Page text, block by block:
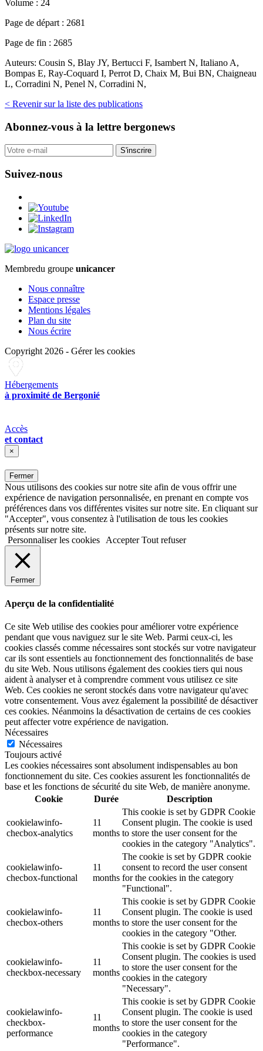
Volume : 24
Page de départ : 2681
Page de fin : 2685
Auteurs: Cousin S, Blay JY, Bertucci F, Isambert N, Italiano A,
Bompas E, Ray-Coquard I, Perrot D, Chaix M, Bui BN, Chaigneau
L, Corradini N, Penel N, Corradini N,
< Revenir sur la liste des publications
Abonnez-vous à la lettre bergonews
S'inscrire
Suivez-nous
Membredu groupe unicancer
Nous connaître
Espace presse
Mentions légales
Plan du site
Nous écrire
Copyright 2026 - Gérer les cookies
Hébergements
à proximité de Bergonié
Accès
et contact
×
Fermer
Nous utilisons des cookies sur notre site afin de vous offrir une
expérience de navigation personnalisée, en prenant en compte vos
préférences dans vos différentes visites sur notre site. En cliquant sur
"Accepter", vous consentez à l'utilisation de tous les cookies
présents sur notre site.
Personnaliser les cookies
Accepter Tout refuser
Fermer
Aperçu de la confidentialité
Ce site Web utilise des cookies pour améliorer votre expérience
pendant que vous naviguez sur le site Web. Parmi ceux-ci, les
cookies classés comme nécessaires sont stockés sur votre navigateur
car ils sont essentiels au fonctionnement des fonctionnalités de base
du site Web. Nous utilisons également des cookies tiers qui nous
aident à analyser et à comprendre comment vous utilisez ce site
Web. Ces cookies ne seront stockés dans votre navigateur qu'avec
votre consentement. Vous avez également la possibilité de désactiver
ces cookies. Néanmoins la désactivation de certains de ces cookies
peut affecter votre expérience de navigation.
Nécessaires
Nécessaires
Toujours activé
Les cookies nécessaires sont absolument indispensables au bon
fonctionnement du site. Ces cookies assurent les fonctionnalités de
base et les fonctions de sécurité du site Web, de manière anonyme.
Cookie
Durée Description
cookielawinfo-
checbox-analytics
11
months
This cookie is set by GDPR Cookie
Consent plugin. The cookie is used
to store the user consent for the
cookies in the category "Analytics".
cookielawinfo-
checbox-functional
11
months
The cookie is set by GDPR cookie
consent to record the user consent
for the cookies in the category
"Functional".
cookielawinfo-
checbox-others
11
months
This cookie is set by GDPR Cookie
Consent plugin. The cookie is used
to store the user consent for the
cookies in the category "Other.
cookielawinfo-
checkbox-necessary
11
months
This cookie is set by GDPR Cookie
Consent plugin. The cookies is used
to store the user consent for the
cookies in the category
"Necessary".
cookielawinfo-
checkbox-
performance
11
months
This cookie is set by GDPR Cookie
Consent plugin. The cookie is used
to store the user consent for the
cookies in the category
"Performance".